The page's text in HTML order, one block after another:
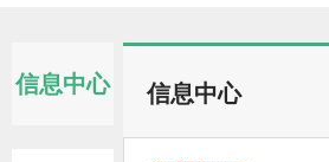
信息中心 信息中心